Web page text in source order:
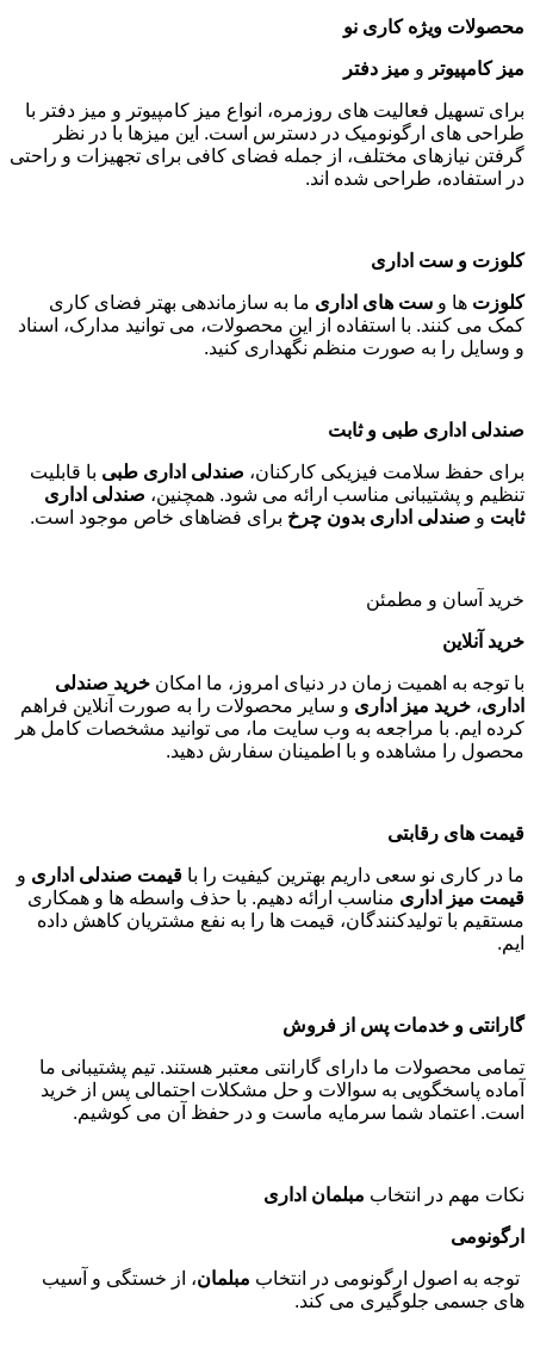
محصولات ویژه کاری نو
میز کامپیوتر و میز دفتر
برای تسهیل فعالیت های روزمره، انواع میز کامپیوتر و میز دفتر با
طراحی های ارگونومیک در دسترس است. این میزها با در نظر
گرفتن نیازهای مختلف، از جمله فضای کافی برای تجهیزات و راحتی
در استفاده، طراحی شده اند.
کلوزت و ست اداری
کلوزت ها و ست های اداری ما به سازماندهی بهتر فضای کاری
کمک می کنند. با استفاده از این محصولات، می توانید مدارک، اسناد
و وسایل را به صورت منظم نگهداری کنید.
صندلی اداری طبی و ثابت
برای حفظ سلامت فیزیکی کارکنان، صندلی اداری طبی با قابلیت
تنظیم و پشتیبانی مناسب ارائه می شود. همچنین، صندلی اداری
ثابت و صندلی اداری بدون چرخ برای فضاهای خاص موجود است.
خرید آسان و مطمئن
خرید آنلاین
با توجه به اهمیت زمان در دنیای امروز، ما امکان خرید صندلی
اداری، خرید میز اداری و سایر محصولات را به صورت آنلاین فراهم
کرده ایم. با مراجعه به وب سایت ما، می توانید مشخصات کامل هر
محصول را مشاهده و با اطمینان سفارش دهید.
قیمت های رقابتی
ما در کاری نو سعی داریم بهترین کیفیت را با قیمت صندلی اداری و
قیمت میز اداری مناسب ارائه دهیم. با حذف واسطه ها و همکاری
مستقیم با تولیدکنندگان، قیمت ها را به نفع مشتریان کاهش داده
ایم.
گارانتی و خدمات پس از فروش
تمامی محصولات ما دارای گارانتی معتبر هستند. تیم پشتیبانی ما
آماده پاسخگویی به سوالات و حل مشکلات احتمالی پس از خرید
است. اعتماد شما سرمایه ماست و در حفظ آن می کوشیم.
نکات مهم در انتخاب مبلمان اداری
ارگونومی
توجه به اصول ارگونومی در انتخاب مبلمان، از خستگی و آسیب
های جسمی جلوگیری می کند.